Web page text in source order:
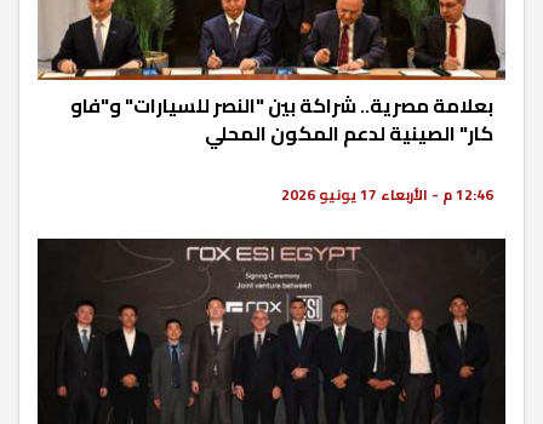
بعلامة مصرية.. شراكة بين "النصر للسيارات" و"فاو
كار" الصينية لدعم المكون المحلي
12:46 م - الأربعاء 17 يونيو 2026